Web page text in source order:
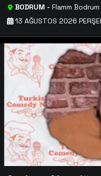
BODRUM -Flamm Bodrum
13 AĞUSTOS 2026